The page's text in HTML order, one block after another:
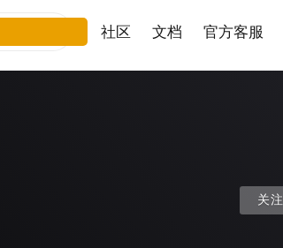
社区 文档 官方客服
关注